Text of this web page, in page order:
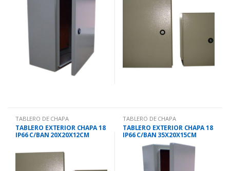
TABLERO DE CHAPA
TABLERO EXTERIOR CHAPA 18
IP66 C/BAN 20X20X12CM
TABLERO DE CHAPA
TABLERO EXTERIOR CHAPA 18
IP66 C/BAN 35X20X15CM
BRCE3520-15